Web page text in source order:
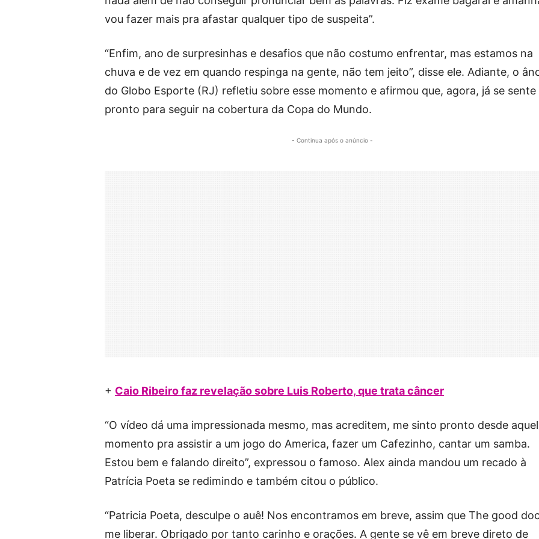
vou fazer mais pra afastar qualquer tipo de suspeita”.
“Enfim, ano de surpresinhas e desafios que não costumo enfrentar, mas estamos na
chuva e de vez em quando respinga na gente, não tem jeito”, disse ele. Adiante, o
do Globo Esporte (RJ) refletiu sobre esse momento e afirmou que, agora, já se sente
pronto para seguir na cobertura da Copa do Mundo.
- Continua após o anúncio -
+ Caio Ribeiro faz revelação sobre Luis Roberto, que trata câncer
“O vídeo dá uma impressionada mesmo, mas acreditem, me sinto pronto desde
momento pra assistir a um jogo do America, fazer um Cafezinho, cantar um samba.
Estou bem e falando direito”, expressou o famoso. Alex ainda mandou um recado à
Patrícia Poeta se redimindo e também citou o público.
“Patricia Poeta, desculpe o auê! Nos encontramos em breve, assim que The good
me liberar. Obrigado por tanto carinho e orações. A gente se vê em breve direto de